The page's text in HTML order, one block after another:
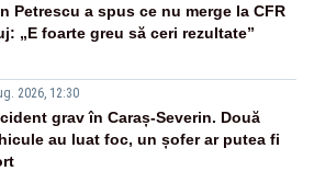
Petrescu a spus ce nu merge la CFR
„E foarte greu să ceri rezultate”
2026, 12:30
grav în Caraș-Severin. Două
au luat foc, un șofer ar putea fi